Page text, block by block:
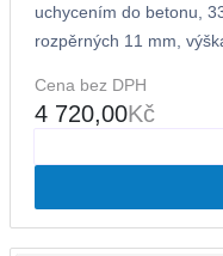
uchycením do betonu,
rozpěrných 11 mm,
Cena bez DPH
4 720,00Kč